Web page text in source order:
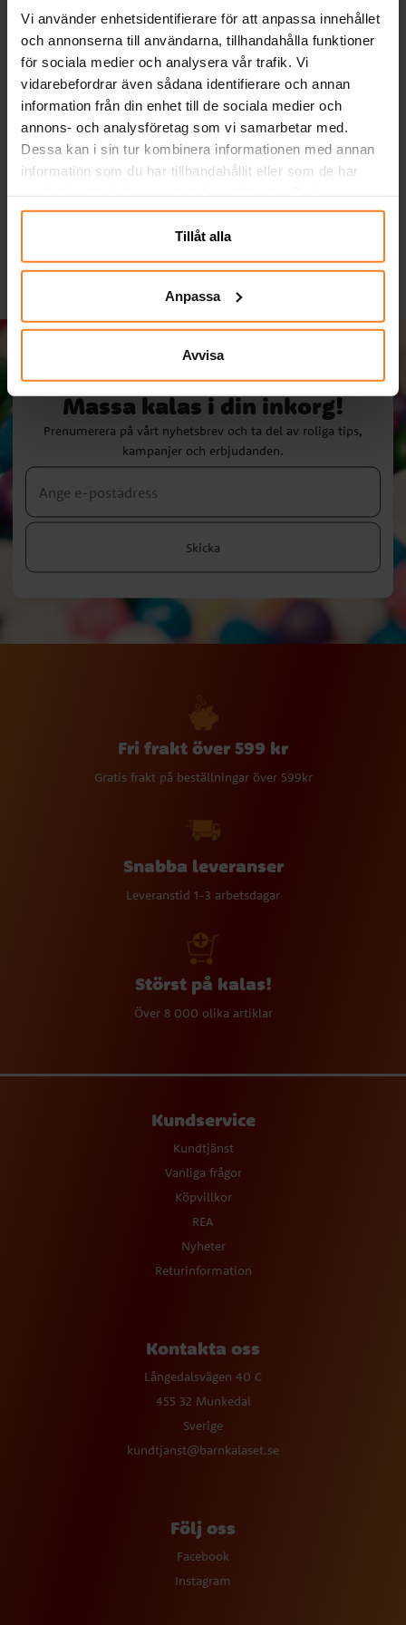
Vi använder enhetsidentifierare för att anpassa innehållet
och annonserna till användarna, tillhandahålla funktioner
för sociala medier och analysera vår trafik. Vi
vidarebefordrar även sådana identifierare och annan
information från din enhet till de sociala medier och
annons- och analysföretag som vi samarbetar med.
Dessa kan i sin tur kombinera informationen med annan
information som du har tillhandahållit eller som de har
närsomhelst ändra ditt samtycke.
Tillåt alla
Anpassa
Avvisa
Harry Potter - Ballonger
8-pack
Avengers - Flaggirlang
230 cm
Massa kalas i din inkorg!
Prenumerera på vårt nyhetsbrev och ta del av roliga tips,
kampanjer och erbjudanden.
Skicka
Fri frakt över 599 kr
Gratis frakt på beställningar över 599kr
Snabba leveranser
Leveranstid 1-3 arbetsdagar
Störst på kalas!
Över 8 000 olika artiklar
Kundservice
Kundtjänst
Vanliga frågor
Köpvillkor
REA
Nyheter
Returinformation
Kontakta oss
Långedalsvägen 40 C
455 32 Munkedal
Sverige
kundtjanst@barnkalaset.se
Följ oss
Facebook
Instagram